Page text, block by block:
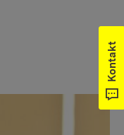
Kontakt